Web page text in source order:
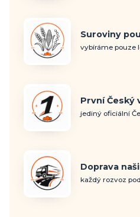
Suroviny
vybíráme pouze
První Český
jediný oficiální
Doprava
každý rozvoz